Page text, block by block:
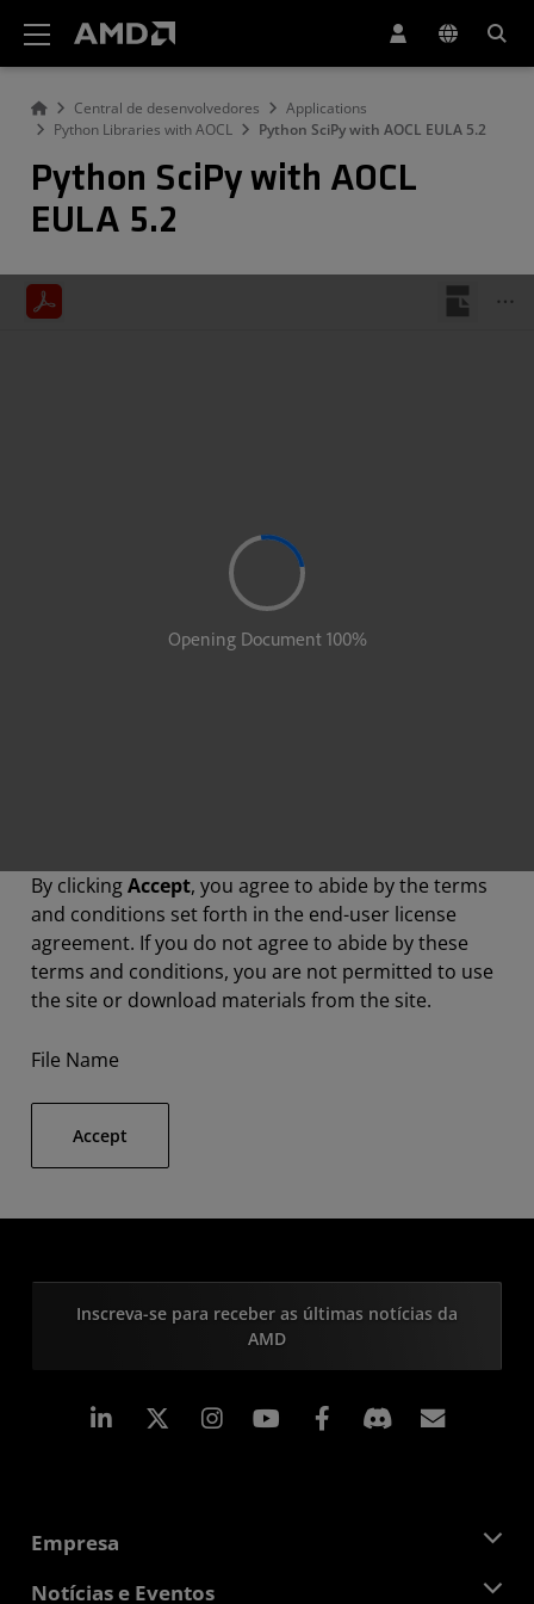
Central de desenvolvedores
Applications
Python Libraries with AOCL
Python SciPy with AOCL EULA 5.2
Python SciPy with AOCL
EULA 5.2
By clickingAccept, you agree to abide by the terms
and conditions set forth in the end-user license
agreement. If you do not agree to abide by these
terms and conditions, you are not permitted to use
the site or download materials from the site.
File Name
Accept
Inscreva-se para receber as últimas notícias da
AMD
Linkedin Instagram Facebook
Empresa
Sobre a AMD
Notícias e Eventos